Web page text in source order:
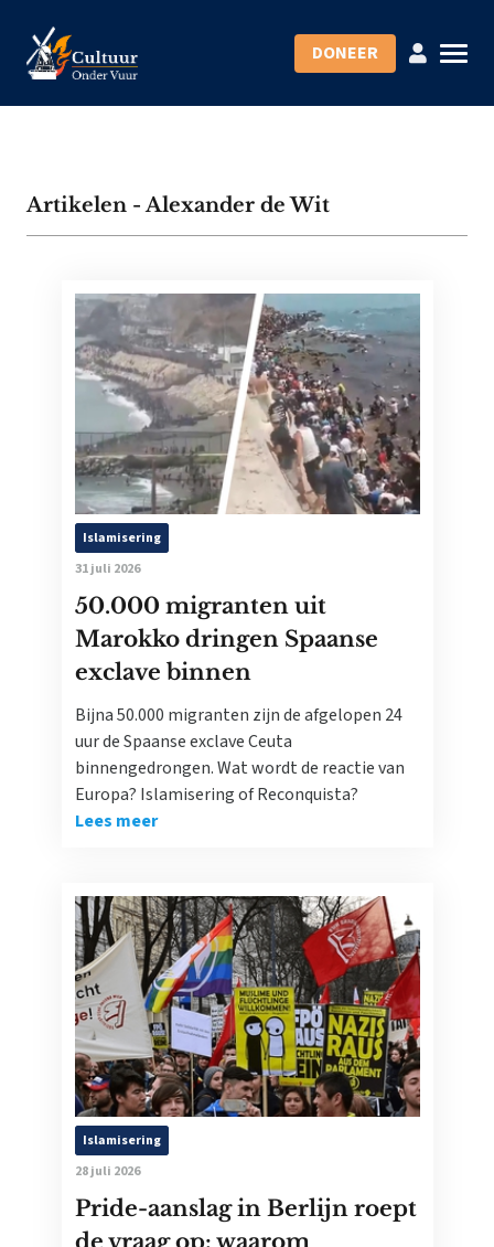
DONEER
Artikelen - Alexander de Wit
Islamisering
31 juli 2026
50.000 migranten uit
Marokko dringen Spaanse
exclave binnen
Bijna 50.000 migranten zijn de afgelopen 24
uur de Spaanse exclave Ceuta
binnengedrongen. Wat wordt de reactie van
Europa? Islamisering of Reconquista?
Lees meer
Islamisering
28 juli 2026
Pride-aanslag in Berlijn roept
de vraag op: waarom